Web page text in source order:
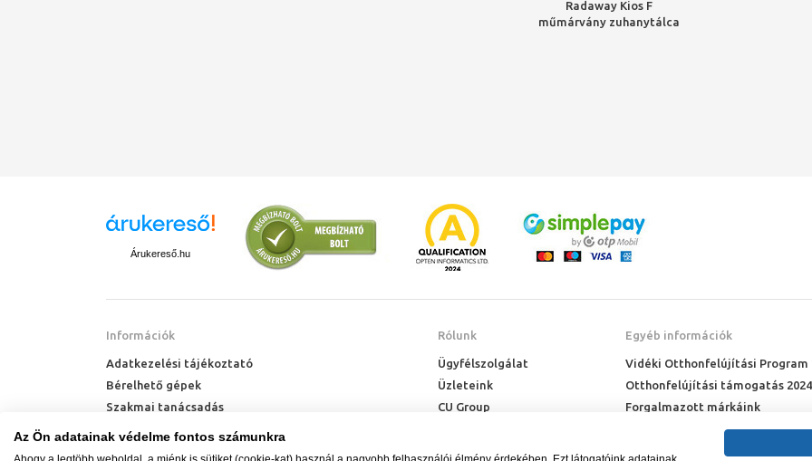
Radaway Kios F
műmárvány zuhanytálca
Árukereső.hu
Információk
Adatkezelési tájékoztató
Bérelhető gépek
Szakmai tanácsadás
Technik Cool Pro hőszivattyú tájékoztató
Rólunk
Ügyfélszolgálat
Üzleteink
CU Group
Egyéb információk
Vidéki Otthonfelújítási Program
Otthonfelújítási támogatás 2024
Forgalmazott márkáink
Az Ön adatainak védelme fontos számunkra